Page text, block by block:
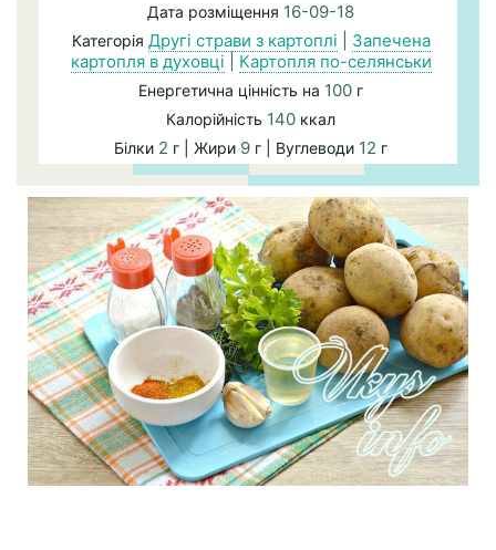
Дата розміщення 16-09-18
Категорія Другі страви з картоплі
Запечена
картопля в духовці
Картопля по-селянськи
Енергетична цінність на 100 г
Калорійність 140 ккал
Білки 2 г | Жири 9 г | Вуглеводи 12 г